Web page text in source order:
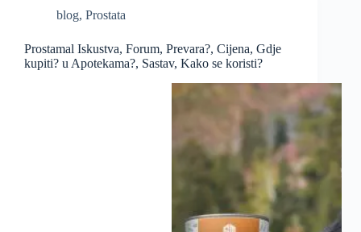
blog, Prostata
Prostamal Iskustva, Forum, Prevara?, Cijena, Gdje
kupiti? u Apotekama?, Sastav, Kako se koristi?